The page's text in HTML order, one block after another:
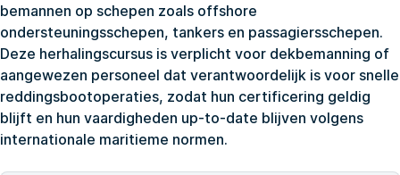
bemannen op schepen zoals offshore
ondersteuningsschepen, tankers en passagiersschepen.
Deze herhalingscursus is verplicht voor dekbemanning of
aangewezen personeel dat verantwoordelijk is voor snelle
reddingsbootoperaties, zodat hun certificering geldig
blijft en hun vaardigheden up-to-date blijven volgens
internationale maritieme normen.